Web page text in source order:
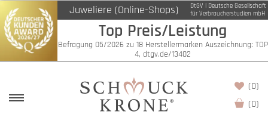
Juweliere (Online-Shops)
DtGV | Deutsche Gesellschaft
für Verbraucherstudien mbH
Top Preis/Leistung
Befragung 05/2026 zu 18 Herstellermarken Auszeichnung: TOP
4, dtgv.de/13402
(0)
(0)